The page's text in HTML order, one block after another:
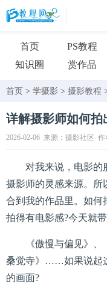
首页 PS教程
知识圈
赏作品
首页 > 学摄影 > 摄影教程
详解摄影师如何
2026-02-06 来源：摄影社区 作
对我来说，电影的
摄影师的灵感来源。所
合到我的作品里。如何
拍得有电影感?今天就
《傲慢与偏见》、
桑觉寺》……如果说起
的画面?